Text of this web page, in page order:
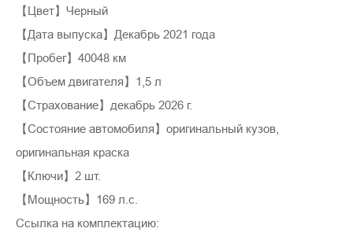
【Цвет】Черный
【Дата выпуска】Декабрь 2021 года
【Пробег】40048 км
【Объем двигателя】1,5 л
【Страхование】декабрь 2026 г.
【Состояние автомобиля】оригинальный кузов,
оригинальная краска
【Ключи】2 шт.
【Мощность】169 л.с.
Ссылка на комплектацию: